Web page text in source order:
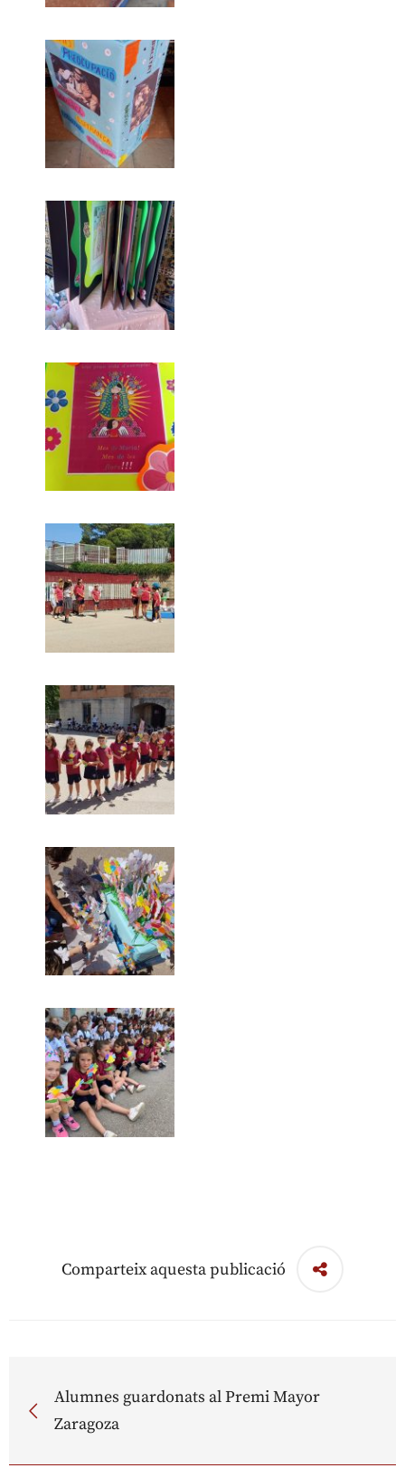
Comparteix aquesta publicació
Alumnes guardonats al Premi Mayor
Zaragoza